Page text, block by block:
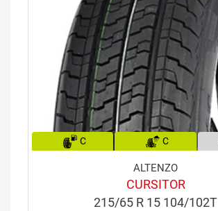
C C
ALTENZO
CURSITOR
215/65 R 15 104/102T